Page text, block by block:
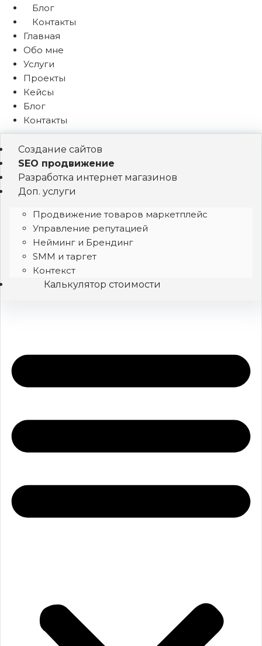
Блог
Контакты
Главная
Обо мне
Услуги
Проекты
Кейсы
Блог
Контакты
Создание сайтов
SEO продвижение
Разработка интернет магазинов
Доп. услуги
Продвижение товаров маркетплейс
Управление репутацией
Нейминг и Брендинг
SMM и таргет
Контекст
Калькулятор стоимости